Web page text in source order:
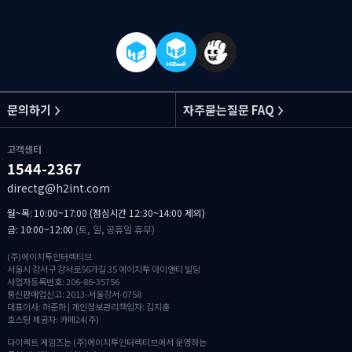
문의하기 자주묻는질문 FAQ
고객센터
1544-2367
directg@h2int.com
월~목: 10:00~17:00 (점심시간 12:30~14:00 제외)
금: 10:00~12:00 (토, 일, 공휴일 휴무)
(주)에이치투인터렉티브
서울시 강서구 강서로56가길 35 에이치투 아이앤티 빌딩
사업자등록번호: 206-86-35756
통신판매업신고: 2013-서울강서-0758
대표이사: 허준하 | 개인정보관리책임자: 김지훈
호스팅 제공자: 카페24(주)
다이렉트 게임즈는 (주)에이치투인터렉티브에서 운영하는